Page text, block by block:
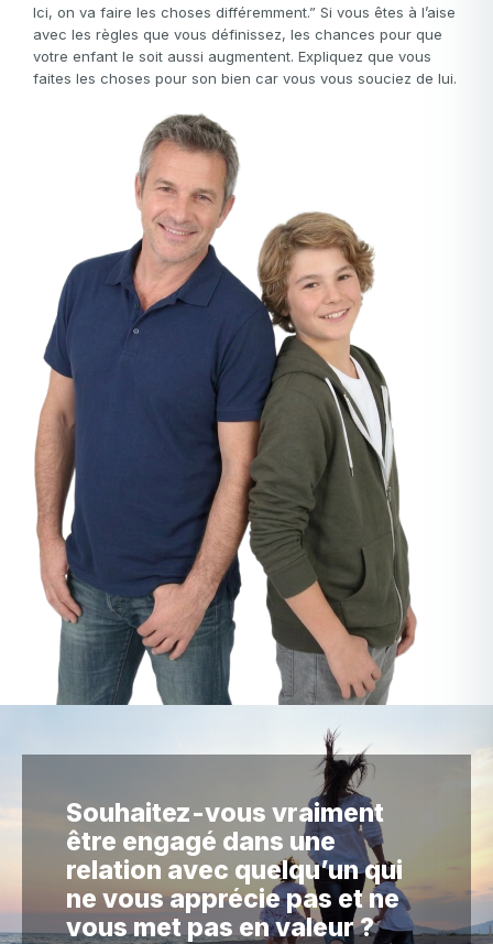
Ici, on va faire les choses différemment.” Si vous êtes à l’aise
avec les règles que vous définissez, les chances pour que
votre enfant le soit aussi augmentent. Expliquez que vous
faites les choses pour son bien car vous vous souciez de lui.
Souhaitez-vous vraiment
être engagé dans une
relation avec quelqu’un qui
ne vous apprécie pas et ne
vous met pas en valeur ?